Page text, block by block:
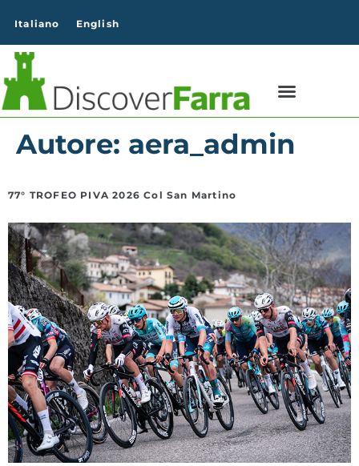
Italiano
English
Autore: aera_admin
77° TROFEO PIVA 2026 Col San Martino